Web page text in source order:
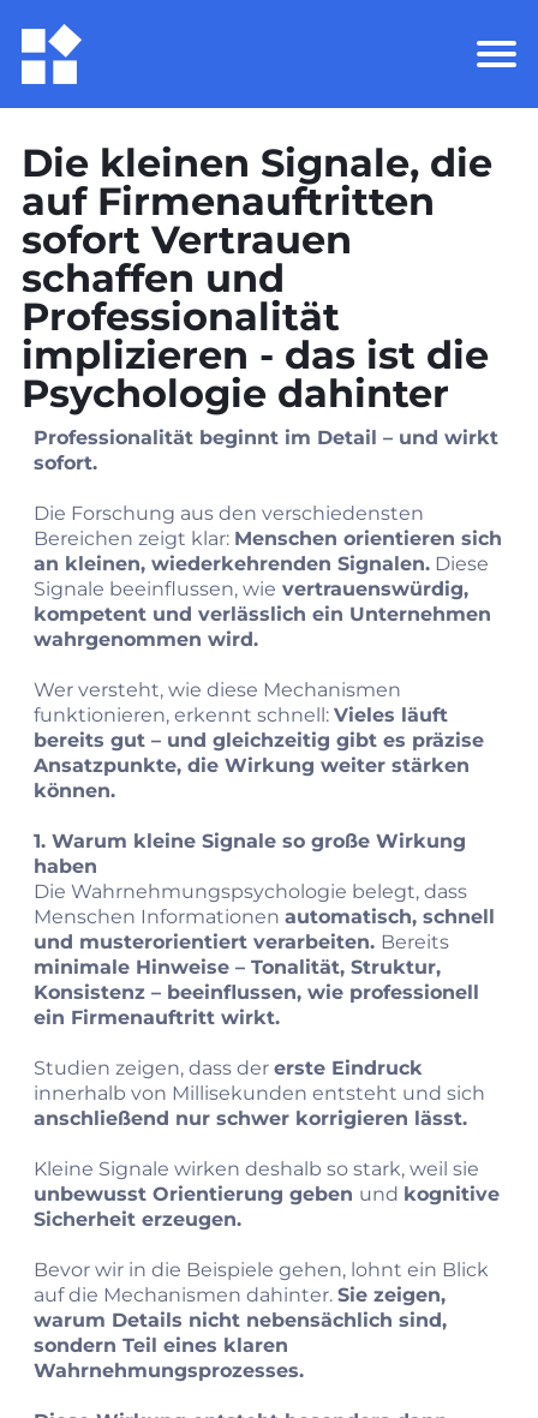
Die kleinen Signale, die
auf Firmenauftritten
sofort Vertrauen
schaffen und
Professionalität
implizieren - das ist die
Psychologie dahinter
Professionalität beginnt im Detail – und wirkt
sofort.
Die Forschung aus den verschiedensten
Bereichen zeigt klar: Menschen orientieren sich
an kleinen, wiederkehrenden Signalen. Diese
Signale beeinflussen, wie vertrauenswürdig,
kompetent und verlässlich ein Unternehmen
wahrgenommen wird.
Wer versteht, wie diese Mechanismen
funktionieren, erkennt schnell: Vieles läuft
bereits gut – und gleichzeitig gibt es präzise
Ansatzpunkte, die Wirkung weiter stärken
können.
1. Warum kleine Signale so große Wirkung
haben
Die Wahrnehmungspsychologie belegt, dass
Menschen Informationen automatisch, schnell
und musterorientiert verarbeiten. Bereits
minimale Hinweise – Tonalität, Struktur,
Konsistenz – beeinflussen, wie professionell
ein Firmenauftritt wirkt.
Studien zeigen, dass der erste Eindruck
innerhalb von Millisekunden entsteht und sich
anschließend nur schwer korrigieren lässt.
Kleine Signale wirken deshalb so stark, weil sie
unbewusst Orientierung geben und kognitive
Sicherheit erzeugen.
Bevor wir in die Beispiele gehen, lohnt ein Blick
auf die Mechanismen dahinter. Sie zeigen,
warum Details nicht nebensächlich sind,
sondern Teil eines klaren
Wahrnehmungsprozesses.